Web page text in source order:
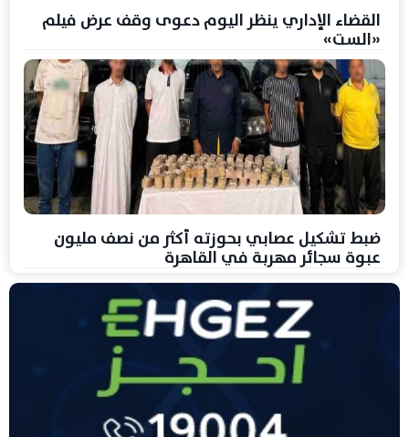
القضاء الإداري ينظر اليوم دعوى وقف عرض فيلم
«الست»
ضبط تشكيل عصابي بحوزته أكثر من نصف مليون
عبوة سجائر مهربة في القاهرة